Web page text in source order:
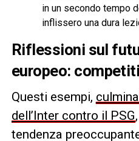
in un secondo tempo
inflissero una dura
Riflessioni sul
europeo:
Questi esempi,
dell’Inter contro il PSG
tendenza